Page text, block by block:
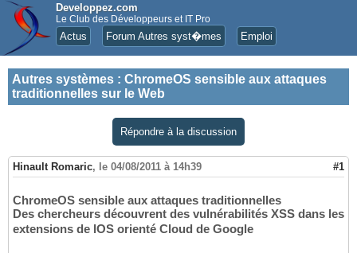
Developpez.com
Le Club des Développeurs et IT Pro
Actus Forum Autres syst�mes Emploi
Autres systèmes : ChromeOS sensible aux attaques
traditionnelles sur le Web
Répondre à la discussion
Hinault Romaric, le 04/08/2011 à 14h39 #1
ChromeOS sensible aux attaques traditionnelles
Des chercheurs découvrent des vulnérabilités XSS dans les
extensions de lOS orienté Cloud de Google